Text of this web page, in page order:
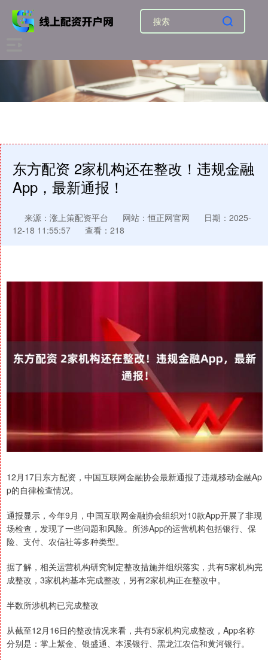
东方配资 2家机构还在整改！违规金融
App，最新通报！
来源：涨上策配资平台 网站：恒正网官网
日期：2025-
12-18 11:55:57
查看：218
12月17日东方配资，中国互联网金融协会最新通报了违规移动金融Ap
p的自律检查情况。
通报显示，今年9月，中国互联网金融协会组织对10款App开展了非现
场检查，发现了一些问题和风险。所涉App的运营机构包括银行、保
险、支付、农信社等多种类型。
据了解，相关运营机构研究制定整改措施并组织落实，共有5家机构完
成整改，3家机构基本完成整改，另有2家机构正在整改中。
半数所涉机构已完成整改
从截至12月16日的整改情况来看，共有5家机构完成整改，App名称
分别是：掌上紫金、银盛通、本溪银行、黑龙江农信和黄河银行。